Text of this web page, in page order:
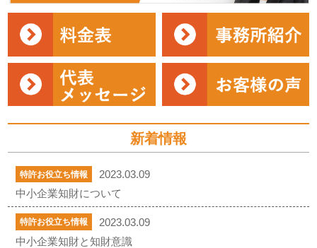
新着情報
特許お役立ち情報
2023.03.09
中小企業知財について
特許お役立ち情報
2023.03.09
中小企業知財と知財意識